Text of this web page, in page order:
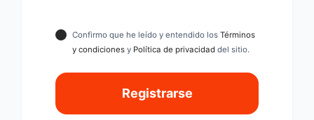
Confirmo que he leído y entendido los Términos
y condiciones y Política de privacidad del sitio.
Registrarse